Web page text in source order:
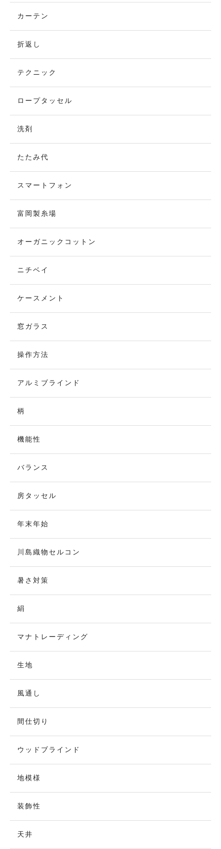
カーテン
折返し
テクニック
ロープタッセル
洗剤
たたみ代
スマートフォン
富岡製糸場
オーガニックコットン
ニチベイ
ケースメント
窓ガラス
操作方法
アルミブラインド
柄
機能性
バランス
房タッセル
年末年始
川島織物セルコン
暑さ対策
絹
マナトレーディング
生地
風通し
間仕切り
ウッドブラインド
地模様
装飾性
天井